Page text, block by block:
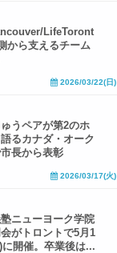
LifeToront
から支えるチーム
2026/03/22(日)
うペアが第2のホ
るカナダ・オーク
長から表彰
2026/03/17(火)
ニューヨーク学院
がトロントで5月1
に開催。卒業後は...